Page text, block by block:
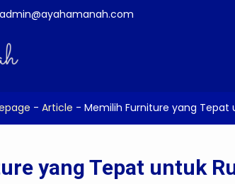
admin@ayahamanah.com
- Article - Memilih Furniture yang Tepat
yang Tepat untuk